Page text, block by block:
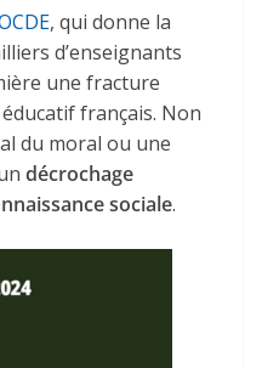
, qui donne la
d’enseignants
une fracture
français. Non
du moral ou une
décrochage
sociale.